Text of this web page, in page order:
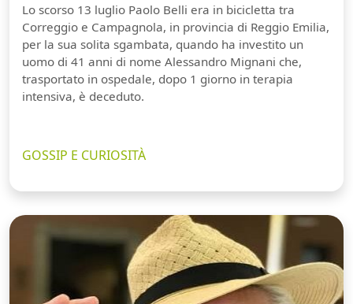
Lo scorso 13 luglio Paolo Belli era in bicicletta tra
Correggio e Campagnola, in provincia di Reggio Emilia,
per la sua solita sgambata, quando ha investito un
uomo di 41 anni di nome Alessandro Mignani che,
trasportato in ospedale, dopo 1 giorno in terapia
intensiva, è deceduto.
GOSSIP E CURIOSITÀ